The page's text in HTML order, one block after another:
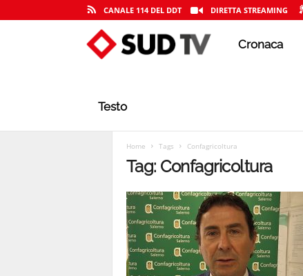
CANALE 114 DEL DDT DIRETTA STREAMING
V
Cronaca
Testo
Home Tags Confagricoltura
Tag: Confagricoltura